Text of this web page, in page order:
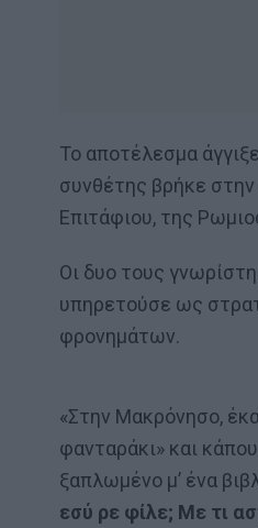
Το αποτέλεσμα
συνθέτης βρήκε
Επιτάφιου, της
Οι δυο τους
υπηρετούσε ως
φρονημάτων.
«Στην Μακρόνησο,
φανταράκι» και
ξαπλωμένο μ’ ένα
εσύ ρε φίλε; Με τι